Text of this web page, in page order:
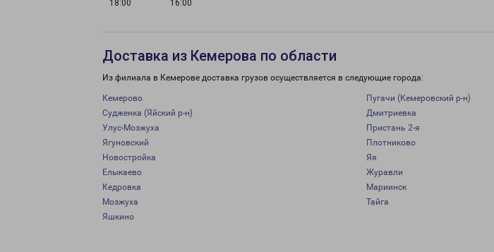
18:00 16:00
Доставка из Кемерова по области
Из филиала в Кемерове доставка грузов осуществляется в следующие города:
Кемерово Пугачи (Кемеровский р-н)
Судженка (Яйский р-н)
Дмитриевка
Улус-Мозжуха
Пристань 2-я
Ягуновский
Плотниково
Новостройка
Яя
Елыкаево
Журавли
Кедровка
Мариинск
Мозжуха
Тайга
Яшкино